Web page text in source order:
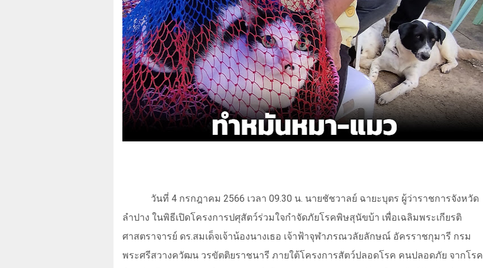
วันที่ 4 กรกฎาคม 2566 เวลา 09.30 น. นายชัชวาลย์ ฉายะบุตร ผู้ว่าราชการจังหวัด
ลำปาง ในพิธีเปิดโครงการปศุสัตว์ร่วมใจกำจัดภัยโรคพิษสุนัขบ้า เพื่อเฉลิมพระเกียรติ
ศาสตราจารย์ ดร.สมเด็จเจ้าน้องนางเธอ เจ้าฟ้าจุฬาภรณวลัยลักษณ์ อัครราชกุมารี กรม
พระศรีสวางควัฒน วรขัตติยราชนารี ภายใต้โครงการสัตว์ปลอดโรค คนปลอดภัย จากโรค